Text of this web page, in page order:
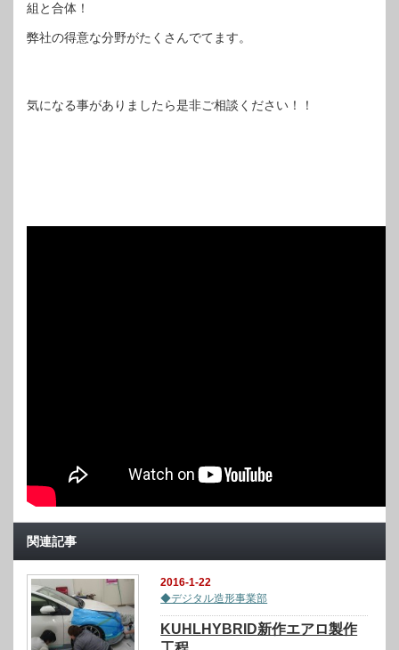
組と合体！
弊社の得意な分野がたくさんでてます。
気になる事がありましたら是非ご相談ください！！
関連記事
2016-1-22
◆デジタル造形事業部
KUHLHYBRID新作エアロ製作